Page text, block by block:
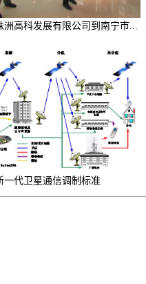
洲高科发展有限公司到南宁市...
一代卫星通信调制标准